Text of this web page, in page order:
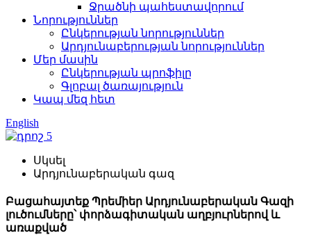
Ջրածնի պահեստավորում
Նորություններ
Ընկերության նորություններ
Արդյունաբերության նորություններ
Մեր մասին
Ընկերության պրոֆիլը
Գլոբալ ծառայություն
Կապ մեզ հետ
English
Սկսել
Արդյունաբերական գազ
Բացահայտեք Պրեմիեր Արդյունաբերական Գազի
լուծումները՝ փորձագիտական ​​աղբյուրներով և
առաքված